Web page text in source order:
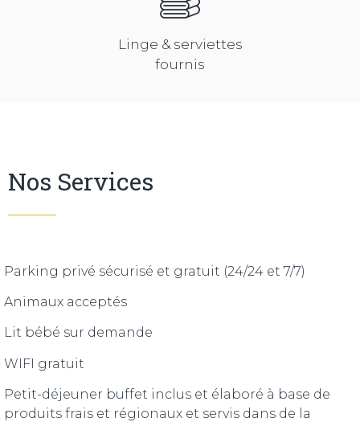
Linge & serviettes
fournis
Nos Services
Parking privé sécurisé et gratuit (24/24 et 7/7)
Animaux acceptés
Lit bébé sur demande
WIFI gratuit
Petit-déjeuner buffet inclus et élaboré à base de
produits frais et régionaux et servis dans de la